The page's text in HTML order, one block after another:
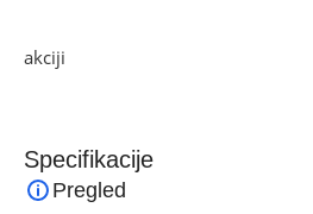
akciji
Specifikacije
Pregled